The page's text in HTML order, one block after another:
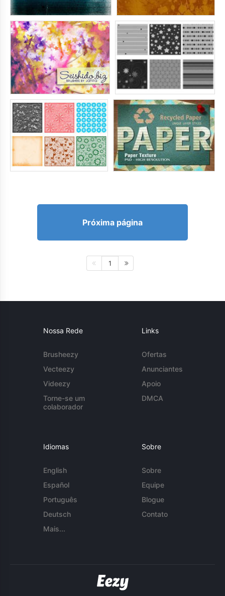
Próxima página
1
Nossa Rede
Brusheezy
Vecteezy
Videezy
Torne-se um
colaborador
Links
Ofertas
Anunciantes
Apoio
DMCA
Idiomas
English
Español
Português
Deutsch
Mais...
Sobre
Sobre
Equipe
Blogue
Contato